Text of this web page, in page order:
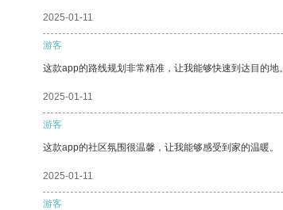
2025-01-11
游客
这款app的路线规划非常精准，让我能够快速到达目的地。
2025-01-11
游客
这款app的社区氛围很温馨，让我能够感受到家的温暖。
2025-01-11
游客